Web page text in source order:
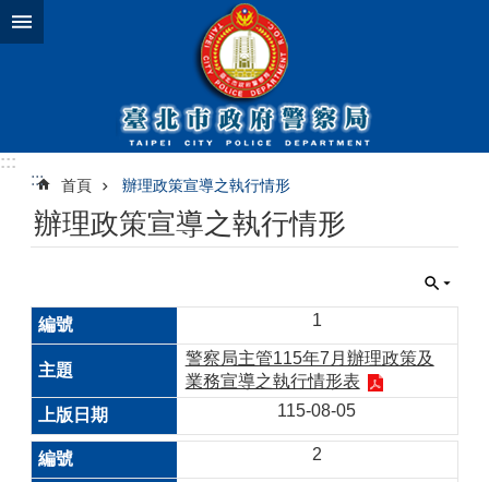
跳到主要內容區塊
:::
:::
首頁 辦理政策宣導之執行情形
辦理政策宣導之執行情形
1
警察局主管115年7月辦理政策及
業務宣導之執行情形表
115-08-05
2